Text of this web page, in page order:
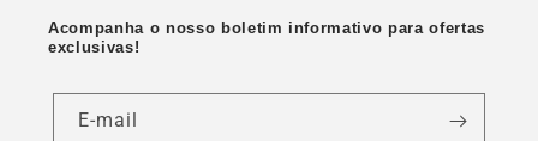
Acompanha o nosso boletim informativo para ofertas
exclusivas!
E-mail